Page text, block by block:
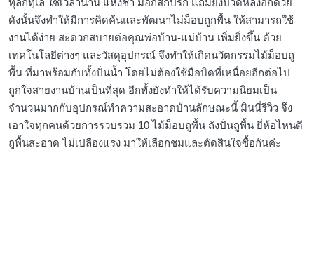
ทุลักทุเล ใช้เวลานาน แห้งช้า มือก็สกปรก แถมยังปวดหลังอีกด้วย
ดังนั้นจึงทำให้มีการคิดค้นและพัฒนาไม่ม็อบถูกพื้น ให้สามารถใช้
งานได้ง่าย สะดวกสบายต่อคุณพ่อบ้าน-แม่บ้าน เพิ่มยิ่งขึ้น ด้วย
เทคโนโลยีต่างๆ และวัสดุอุปกรณ์ จึงทำให้เกิดนวัตกรรมไม้ม็อบถู
พื้น ที่มาพร้อมกับทั้งปั่นน้ำ โดยไม่ต้องใช้มือบิดที่เหนื่อยอีกต่อไป
ถูกใจสายงานบ้านเป็นที่สุด อีกทั้งยังทำให้ได้รับความนิยมเป็น
จำนวนมากกับอุปกรณ์ทำความสะอาดบ้านลักษณะนี้ มินนี่รีวิว จึง
เอาใจทุกคนด้วยการรวบรวม 10 ไม้ม็อบถูพื้น ถังปั่นถูพื้น ยี่ห้อไหนดี
ถูพื้นสะอาด ไม่เปลืองแรง มาให้เลือกชมและตัดสินใจซื้อกันค่ะ